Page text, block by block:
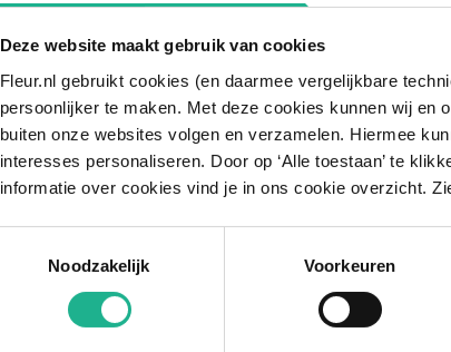
Deze website maakt gebruik van cookies
Fleur.nl gebruikt cookies (en daarmee vergelijkbare
persoonlijker te maken. Met deze cookies kunnen wij en
buiten onze websites volgen en verzamelen. Hiermee
interesses personaliseren. Door op ‘Alle toestaan’ te
informatie over cookies vind je in ons cookie overzicht.
Noodzakelijk
Voorkeuren